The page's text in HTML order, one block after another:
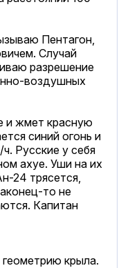
Пентагон,
Случай
разрешение
воздушных
и жмет красную
синий огонь и
Русские у себя
аxуе. Уши на их
24 трясется,
то не
Капитан
крыла.